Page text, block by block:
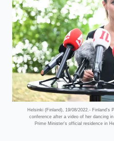
Helsinki (Finland), 19/08/2022.- Finland's
conference after a video of her dancing
Prime Minister's official residence in